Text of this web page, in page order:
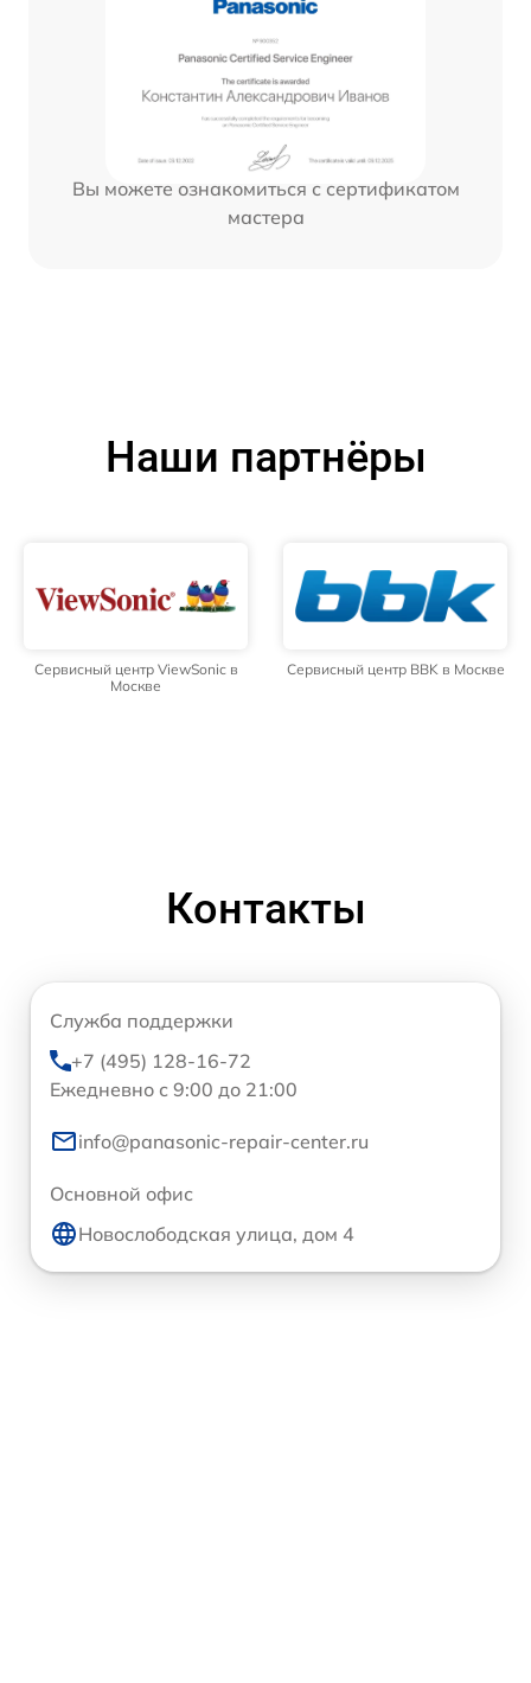
Вы можете ознакомиться с сертификатом
мастера
Наши партнёры
Сервисный центр ViewSonic в
Москве
Сервисный центр BBK в Москве
Контакты
Служба поддержки
+7 (495) 128-16-72
Ежедневно с 9:00 до 21:00
info@panasonic-repair-center.ru
Основной офис
Новослободская улица, дом 4